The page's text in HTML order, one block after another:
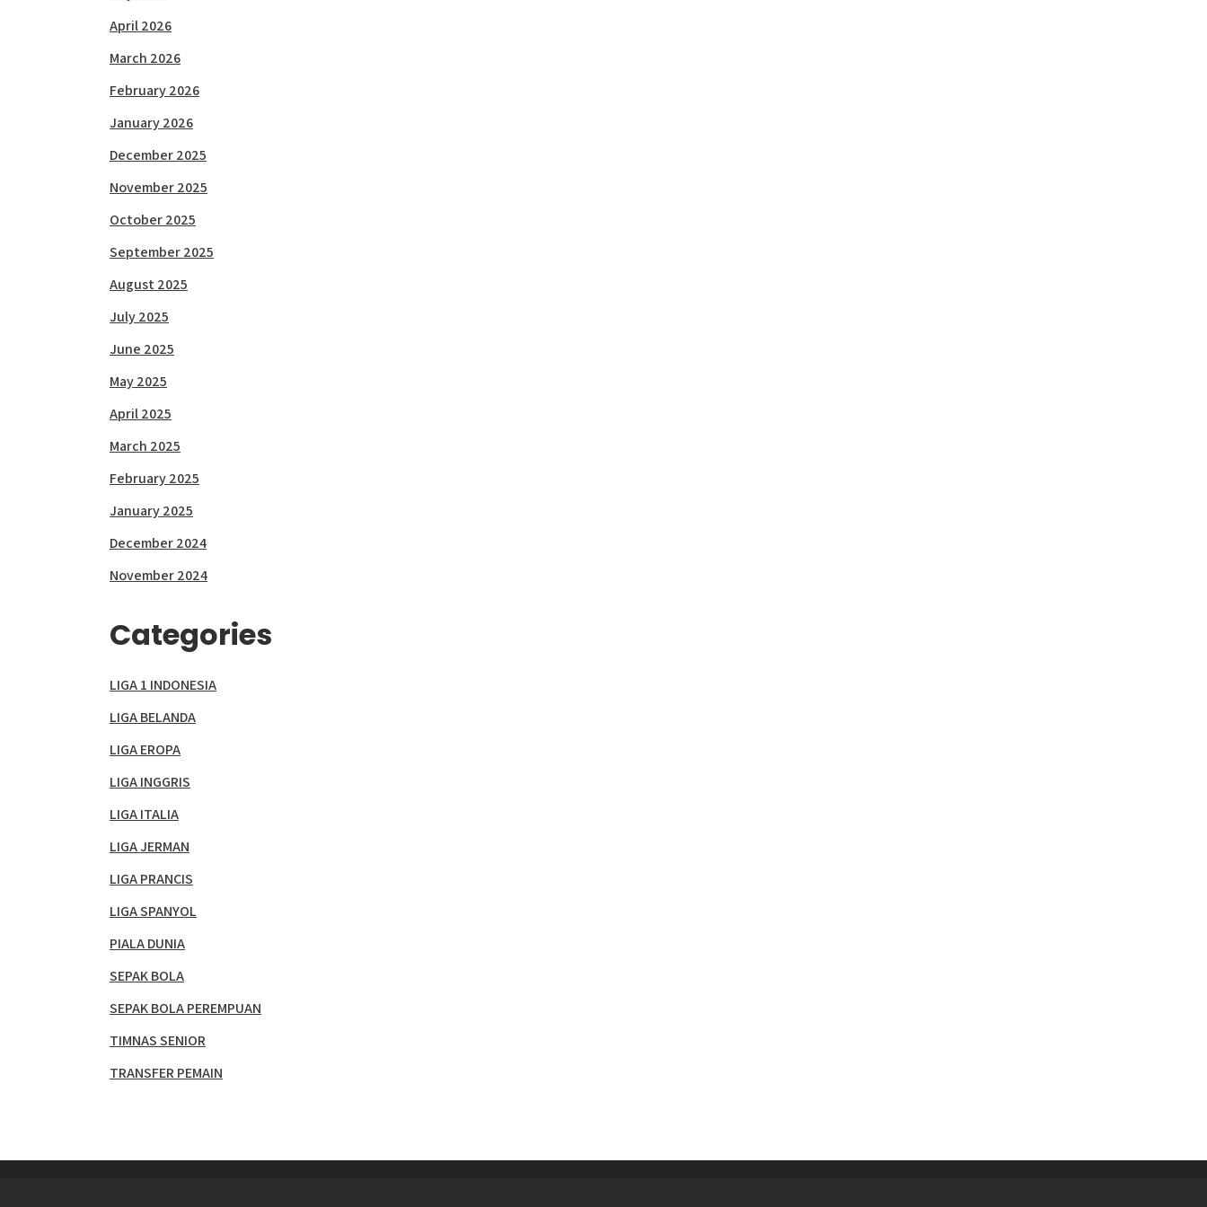
April 2026
March 2026
February 2026
January 2026
December 2025
November 2025
October 2025
September 2025
August 2025
July 2025
June 2025
May 2025
April 2025
March 2025
February 2025
January 2025
December 2024
November 2024
Categories
LIGA 1 INDONESIA
LIGA BELANDA
LIGA EROPA
LIGA INGGRIS
LIGA ITALIA
LIGA JERMAN
LIGA PRANCIS
LIGA SPANYOL
PIALA DUNIA
SEPAK BOLA
SEPAK BOLA PEREMPUAN
TIMNAS SENIOR
TRANSFER PEMAIN